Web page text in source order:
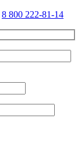
8 800 222-81-14